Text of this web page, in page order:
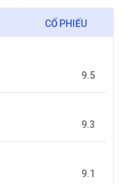
CỔ PHIẾU
9.5
9.3
9.1